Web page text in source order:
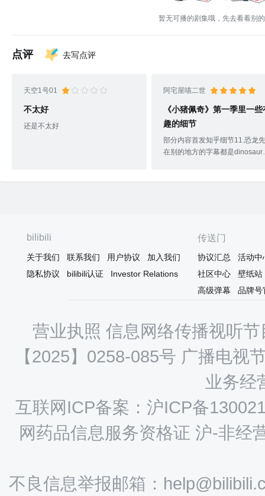
暂无可播的剧集哦，先去看看别
点评 去写点评
天空1号01
不太好
还是不太好
阿宅屋喵二世
《小猪佩奇》第一季里一些
趣的细节
部分内容首发知乎细节11.恐龙
在别的地方的字幕都是dinosaur
奇在家里暗戳戳画自己四脚着地
候佩奇和乔治画的都是粗线条儿
画说不定这其实是猪爸爸和猪妈
集小狗丹尼在称赞过乔治的恐龙
bilibili
关于我们 联系我们 用户协议
加入我们
隐私协议
bilibili认证 Investor Relations
传送门
协议汇总
活动中
社区中心
壁纸站
高级弹幕
品牌号
营业执照 信息网络传播视听
【2025】0258-085号 广播电视
业务经
互联网ICP备案：沪ICP备
网药品信息服务资格证 沪-非经
不良信息举报邮箱：